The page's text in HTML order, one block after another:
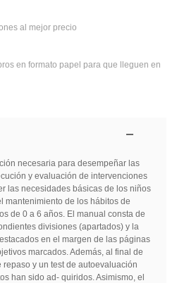
al mejor precio
en formato papel para que lleguen en
necesaria para desempeñar las
y evaluación de intervenciones
las necesidades básicas de los niños
mantenimiento de los hábitos de
de 0 a 6 años. El manual consta de
divisiones (apartados) y la
en el margen de las páginas
marcados. Además, al final de
y un test de autoevaluación
han sido ad- quiridos. Asimismo, el